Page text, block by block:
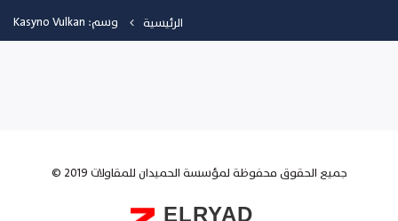
الرئيسية وسم: Kasyno Vulkan
© جميع الحقوق محفوظة لمؤسسة الحميدان للمقاولات 2019
ELRYAD